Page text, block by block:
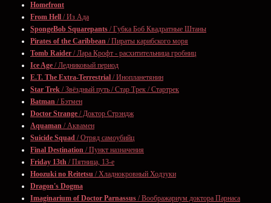
Homefront
From Hell / Из Ада
SpongeBob Squarepants / Губка Боб Квадратные Штаны
Pirates of the Caribbean / Пираты карибского моря
Tomb Raider / Лара Крофт - расхитительница гробниц
Ice Age / Ледниковый период
E.T. The Extra-Terrestrial / Инопланетянин
Star Trek / Звёздный путь / Стар Трек / Стартрек
Batman / Бэтмен
Doctor Strange / Доктор Стрэндж
Aquaman / Аквамен
Suicide Squad / Отряд самоубийц
Final Destination / Пункт назначения
Friday 13th / Пятница, 13-е
Hoozuki no Reitetsu / Хладнокровный Ходзуки
Dragon's Dogma
Imaginarium of Doctor Parnassus / Воображариум доктора Парнаса